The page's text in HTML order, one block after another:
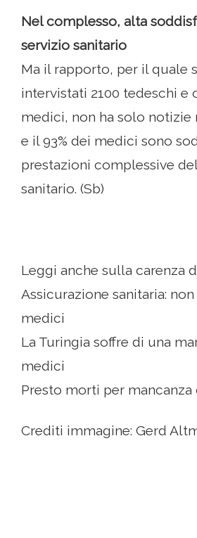
Nel complesso, alta
servizio sanitario
Ma il rapporto, per il quale
intervistati 2100 tedeschi e
medici, non ha solo notizie
e il 93% dei medici sono
prestazioni complessive
sanitario. (Sb)
Leggi anche sulla carenza
Assicurazione sanitaria:
medici
La Turingia soffre di una
medici
Presto morti per mancanza
Crediti immagine: Gerd